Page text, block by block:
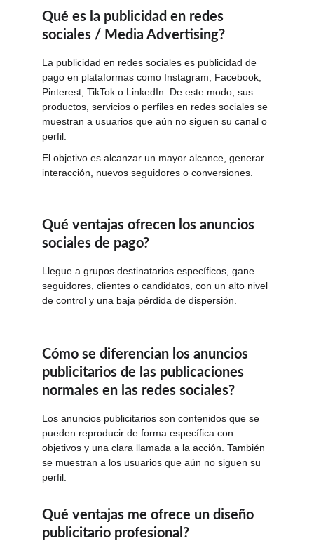
Qué es la publicidad en redes
sociales / Media Advertising?
La publicidad en redes sociales es publicidad de
pago en plataformas como Instagram, Facebook,
Pinterest, TikTok o LinkedIn. De este modo, sus
productos, servicios o perfiles en redes sociales se
muestran a usuarios que aún no siguen su canal o
perfil.
El objetivo es alcanzar un mayor alcance, generar
interacción, nuevos seguidores o conversiones.
Qué ventajas ofrecen los anuncios
sociales de pago?
Llegue a grupos destinatarios específicos, gane
seguidores, clientes o candidatos, con un alto nivel
de control y una baja pérdida de dispersión.
Cómo se diferencian los anuncios
publicitarios de las publicaciones
normales en las redes sociales?
Los anuncios publicitarios son contenidos que se
pueden reproducir de forma específica con
objetivos y una clara llamada a la acción. También
se muestran a los usuarios que aún no siguen su
perfil.
Qué ventajas me ofrece un diseño
publicitario profesional?